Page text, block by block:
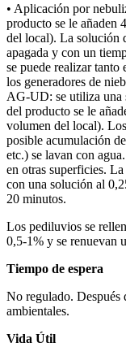
• Aplicación por
producto se le añaden
del local). La solución
apagada y con un
se puede realizar
los generadores de
AG-UD: se utiliza una
del producto se le
volumen del local).
posible acumulación
etc.) se lavan con
en otras superficies.
con una solución al
20 minutos.
Los pediluvios se
0,5-1% y se renuevan
Tiempo de espera
No regulado. Después
ambientales.
Vida Útil